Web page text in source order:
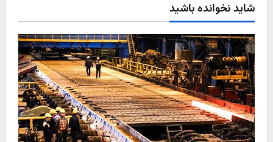
خود
در
قبال
برنامه
جامع
کاهش
آلودگی
هوای
اصفهان
عمل
کنند
شاید نخوانده باشید